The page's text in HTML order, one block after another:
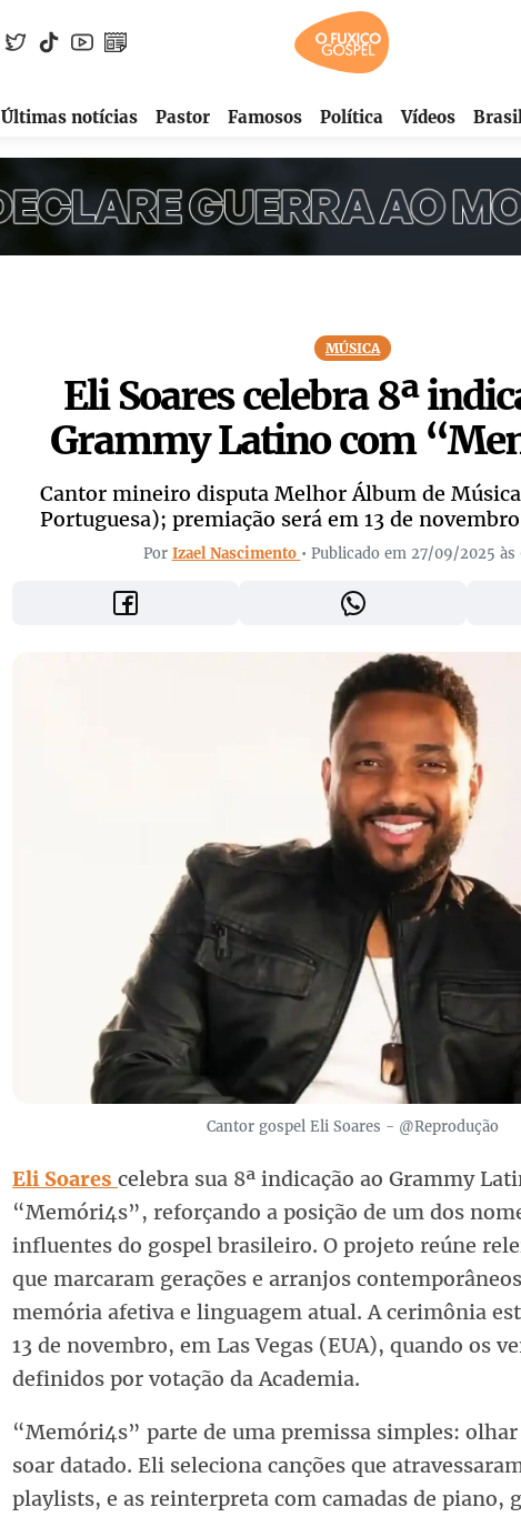
Últimas notícias Pastor Famosos Política Vídeos
MÚSICA
Eli Soares celebra 8ª
Grammy Latino com
Cantor mineiro disputa Melhor Álbum de
Portuguesa); premiação será em 13 de
Por Izael Nascimento • Publicado em 27/09/2025 às
Cantor gospel Eli Soares - @Reprodução
Eli Soares celebra sua 8ª indicação ao Grammy
“Memóri4s”, reforçando a posição de um dos
influentes do gospel brasileiro. O projeto reúne
que marcaram gerações e arranjos
memória afetiva e linguagem atual. A cerimônia
13 de novembro, em Las Vegas (EUA), quando os
definidos por votação da Academia.
“Memóri4s” parte de uma premissa simples: olhar
soar datado. Eli seleciona canções que
playlists, e as reinterpreta com camadas de piano,